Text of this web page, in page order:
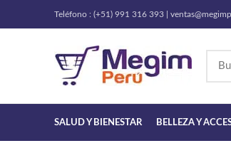
Teléfono : (+51) 991 316 393 |
SALUD Y BIENESTAR BELLEZA Y